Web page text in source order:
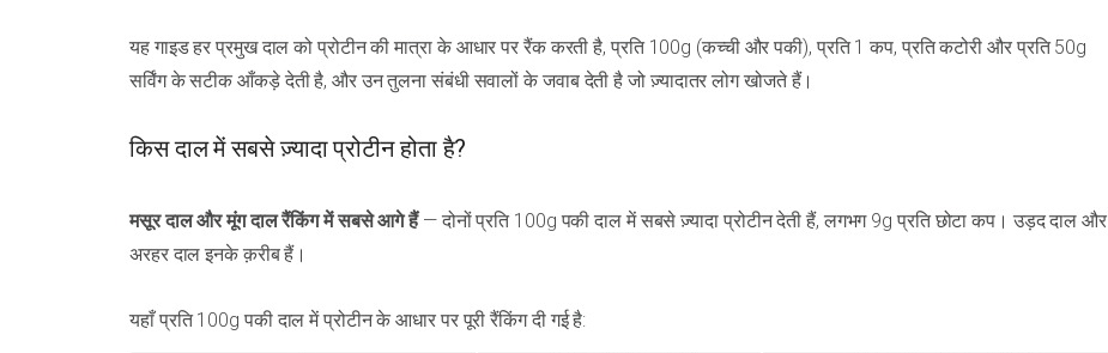
यह गाइड हर प्रमुख दाल को प्रोटीन की मात्रा के आधार पर रैंक करती है, प्रति 100g (कच्ची और पकी), प्रति 1 कप, प्रति कटोरी और प्रति 50g
सर्विंग के सटीक आँकड़े देती है, और उन तुलना संबंधी सवालों के जवाब देती है जो ज़्यादातर लोग खोजते हैं।
किस दाल में सबसे ज़्यादा प्रोटीन होता है?
मसूर दाल और मूंग दाल रैंकिंग में सबसे आगे हैं— दोनों प्रति 100g पकी दाल में सबसे ज़्यादा प्रोटीन देती हैं, लगभग 9g प्रति छोटा कप। उड़द दाल और
अरहर दाल इनके क़रीब हैं।
यहाँ प्रति 100g पकी दाल में प्रोटीन के आधार पर पूरी रैंकिंग दी गई है: